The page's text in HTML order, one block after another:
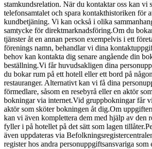
stamkundsrelation. När du kontaktar oss kan vi
telefonsamtalet och spara kontakthistoriken för
kundbetjäning. Vi kan också i olika
samtycke för direktmarknadsföring.Om du
tjänster åt en annan person exempelvis i ett
förenings namn, behandlar vi dina
behov kan kontakta dig senare angående din
beställning.Vi får huvudsakligen dina
du bokar rum på ett hotell eller ett bord på
restauranger. Alternativt kan vi få dina
förmedlare, såsom en resebyrå eller en aktör
bokningar via internet.Vid gruppbokningar får
aktör som sköter bokningen åt dig.Om
kan vi även komplettera dem med hjälp av den
fyller i på hotellet på det sätt som lagen tillåter.
även uppdateras via
register hos andra personuppgiftsansvariga